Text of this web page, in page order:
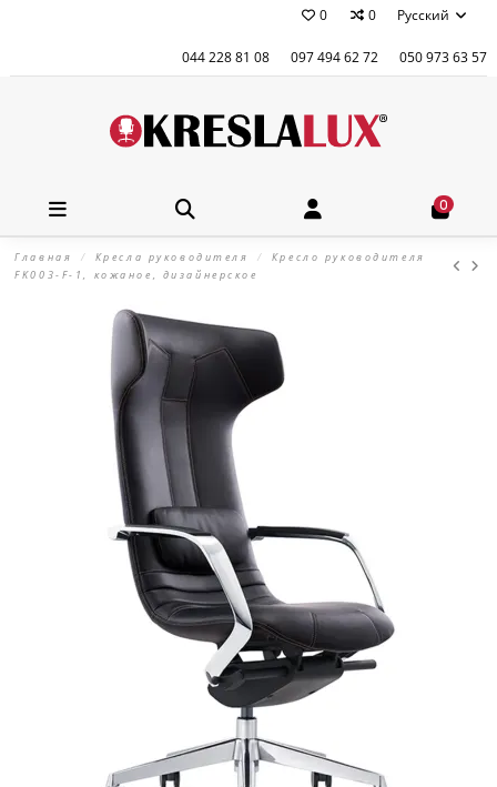
0 0 Русский
044 228 81 08 097 494 62 72 050 973 63 57
0
Главная Кресла руководителя
Кресло руководителя
FK003-F-1, кожаное, дизайнерское